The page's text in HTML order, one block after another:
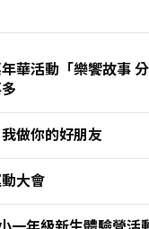
「樂饗故事 分享感動」─ 臺
做你的好朋友
大會